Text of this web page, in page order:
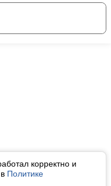
корректно и
Политике